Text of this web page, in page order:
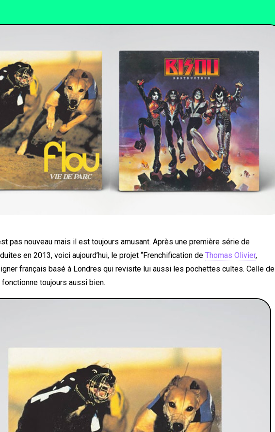
pas nouveau mais il est toujours amusant. Après une première série de
en 2013, voici aujourd’hui, le projet “Frenchification de Thomas Olivier,
français basé à Londres qui revisite lui aussi les pochettes cultes. Celle de
toujours aussi bien.